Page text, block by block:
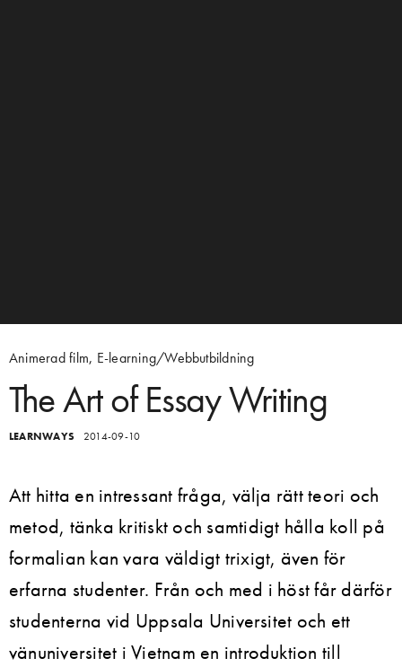
Animerad film, E-learning/Webbutbildning
The Art of Essay Writing
LEARNWAYS 2014-09-10
Att hitta en intressant fråga, välja rätt teori och
metod, tänka kritiskt och samtidigt hålla koll på
formalian kan vara väldigt trixigt, även för
erfarna studenter. Från och med i höst får därför
studenterna vid Uppsala Universitet och ett
vänuniversitet i Vietnam en introduktion till